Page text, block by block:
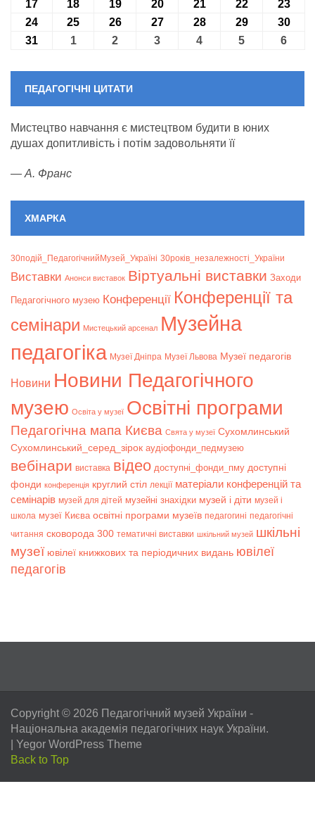
17 17.08.2026
18 18.08.2026
1919.08.2026
2020.08.2026
2121.08.2026
2222.08.2026
23
24 24.08.2026
25 25.08.2026
2626.08.2026
2727.08.2026
2828.08.2026
2929.08.2026
30
31 31.08.2026
101.09.2026
2 02.09.2026
3 03.09.2026
4 04.09.2026
5 05.09.2026
6
ПЕДАГОГІЧНІ ЦИТАТИ
Мистецтво навчання є мистецтвом будити в юних
душах допитливість і потім задовольняти її
— А. Франс
ХМАРКА
30подій_ПедагогічнийМузей_Україні 30років_незалежності_України
Bиставки Анонси виставок Віртуальні виставки Заходи
Педагогічного музею Конференції Конференції та
семінари Мистецький арсенал Музейна
педагогіка Музеї Дніпра Музеї Львова Музеї педагогів
Новини Новини Педагогічного
музею Освіта у музеї Освітні програми
Педагогічна мапа Києва Свята у музеї Сухомлинський
Сухомлинський_серед_зірок аудіофонди_педмузею
вебінари виставка відео доступні_фонди_пму доступні
фонди конференція круглий стіл лекції матеріали конференцій та
семінарів музей для дітей музейні знахідки музей і діти музей і
школа музеї Києва освітні програми музеїв педагогині педагогічні
читання сковорода 300 тематичні виставки шкільний музей шкільні
музеї ювілеї книжкових та періодичних видань ювілеї
педагогів
Copyright © 2026 Педагогічний музей України -
Національна академія педагогічних наук України.
Yegor WordPress Theme
Back to Top